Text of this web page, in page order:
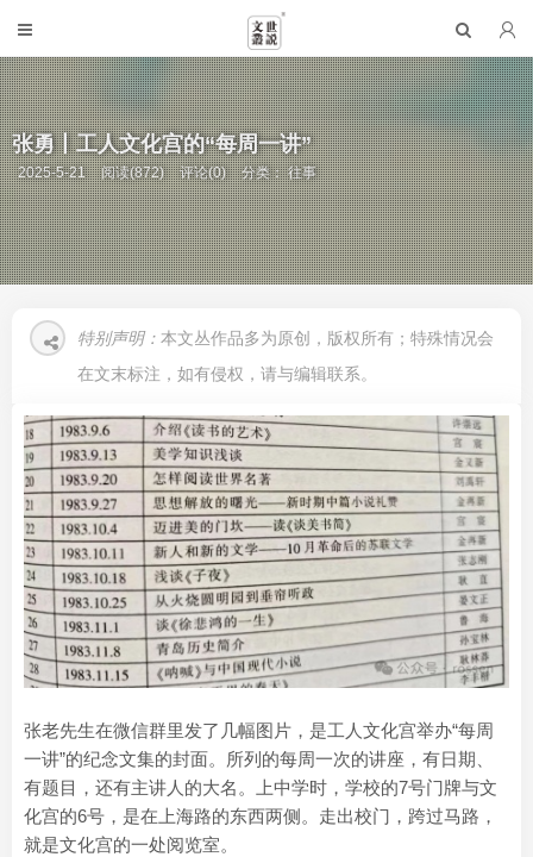
张勇丨工人文化宫的“每周一讲”
2025-5-21 阅读(872) 评论(0) 分类：往事
特别声明： 本文丛作品多为原创，版权所有；特殊情况会
在文末标注，如有侵权，请与编辑联系。
张老先生在微信群里发了几幅图片，是工人文化宫举办“每周
一讲”的纪念文集的封面。所列的每周一次的讲座，有日期、
有题目，还有主讲人的大名。上中学时，学校的7号门牌与文
化宫的6号，是在上海路的东西两侧。走出校门，跨过马路，
就是文化宫的一处阅览室。